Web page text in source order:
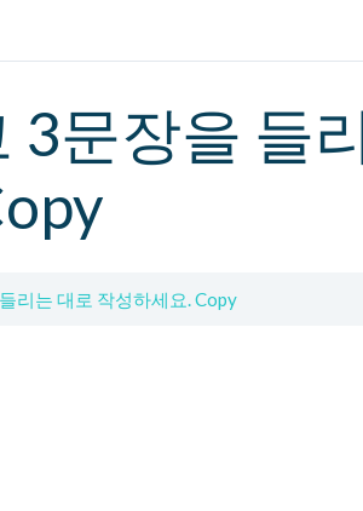
3문장을 들
리는 대로 작성하세요. Copy